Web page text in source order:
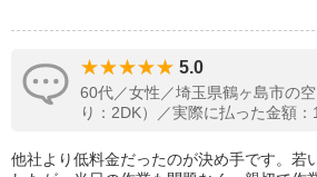
5.0
60代／女性／埼玉県鶴ヶ島市の
り：2DK）／実際に払った金額
他社より低料金だったのが決め手です。若